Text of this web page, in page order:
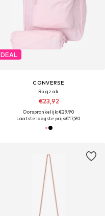
DEAL
CONVERSE
Rugzak
€23,92
Oorspronkelijk: €29,90
Laatste laagste prijs:€17,90